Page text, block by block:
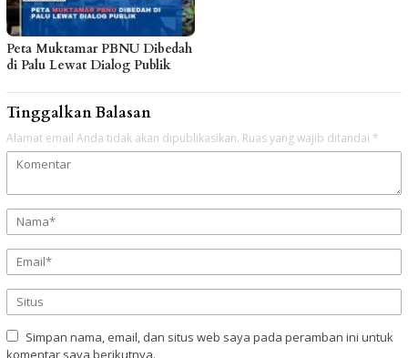
Peta Muktamar PBNU Dibedah
di Palu Lewat Dialog Publik
Tinggalkan Balasan
Alamat email Anda tidak akan dipublikasikan. Ruas yang wajib ditandai *
Simpan nama, email, dan situs web saya pada peramban ini untuk
komentar saya berikutnya.